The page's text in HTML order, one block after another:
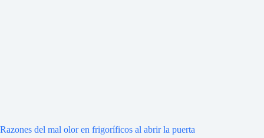
Razones del mal olor en frigoríficos al abrir la puerta